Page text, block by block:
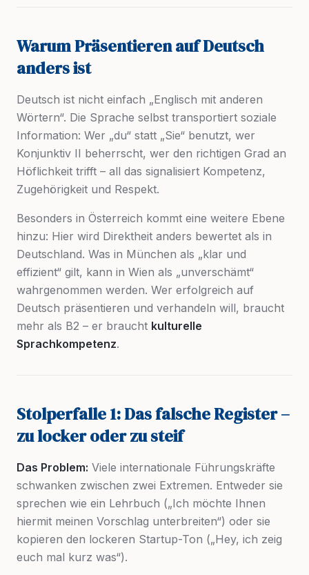
Warum Präsentieren auf Deutsch
anders ist
Deutsch ist nicht einfach „Englisch mit anderen
Wörtern“. Die Sprache selbst transportiert soziale
Information: Wer „du“ statt „Sie“ benutzt, wer
Konjunktiv II beherrscht, wer den richtigen Grad an
Höflichkeit trifft – all das signalisiert Kompetenz,
Zugehörigkeit und Respekt.
Besonders in Österreich kommt eine weitere Ebene
hinzu: Hier wird Direktheit anders bewertet als in
Deutschland. Was in München als „klar und
effizient“ gilt, kann in Wien als „unverschämt“
wahrgenommen werden. Wer erfolgreich auf
Deutsch präsentieren und verhandeln will, braucht
mehr als B2 – er braucht kulturelle
Sprachkompetenz.
Stolperfalle 1: Das falsche Register –
zu locker oder zu steif
Das Problem: Viele internationale Führungskräfte
schwanken zwischen zwei Extremen. Entweder sie
sprechen wie ein Lehrbuch („Ich möchte Ihnen
hiermit meinen Vorschlag unterbreiten“) oder sie
kopieren den lockeren Startup-Ton („Hey, ich zeig
euch mal kurz was“).